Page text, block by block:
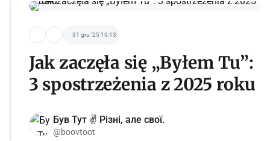
31 gru '25 19:13
Jak zaczęła się „Byłem Tu”:
3 spostrzeżenia z 2025 roku
Був Тут ✌️ Різні, але свої.
@boovtoot